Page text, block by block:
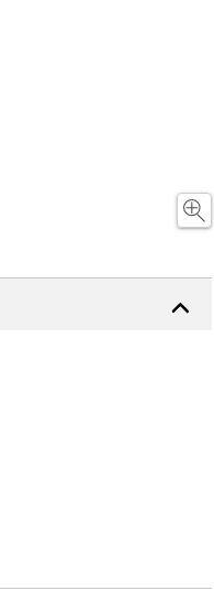
Putzprofilen sowie zum